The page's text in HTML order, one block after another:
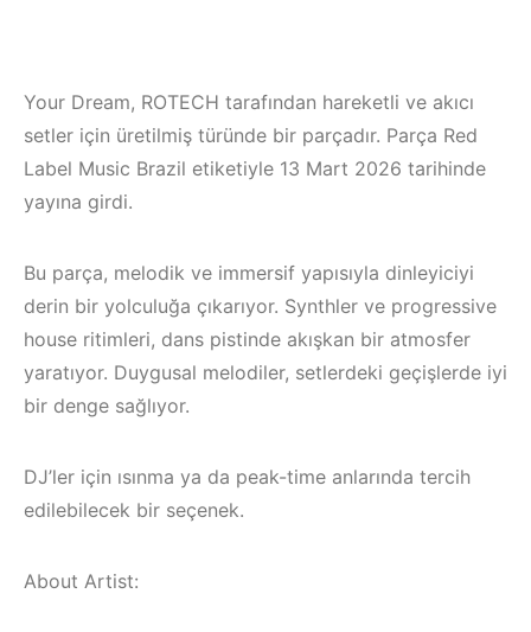
Your Dream, ROTECH tarafından hareketli ve akıcı
setler için üretilmiş türünde bir parçadır. Parça Red
Label Music Brazil etiketiyle 13 Mart 2026 tarihinde
yayına girdi.
Bu parça, melodik ve immersif yapısıyla dinleyiciyi
derin bir yolculuğa çıkarıyor. Synthler ve progressive
house ritimleri, dans pistinde akışkan bir atmosfer
yaratıyor. Duygusal melodiler, setlerdeki geçişlerde iyi
bir denge sağlıyor.
DJ’ler için ısınma ya da peak-time anlarında tercih
edilebilecek bir seçenek.
About Artist: